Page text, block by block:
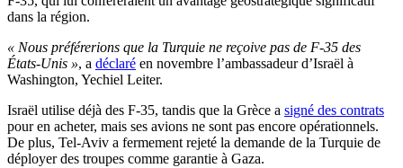
dans la région.
« Nous préférerions que la Turquie ne reçoive pas de F-35 des
États-Unis », a déclaré en novembre l’ambassadeur d’Israël à
Washington, Yechiel Leiter.
Israël utilise déjà des F-35, tandis que la Grèce a signé des contrats
pour en acheter, mais ses avions ne sont pas encore opérationnels.
De plus, Tel-Aviv a fermement rejeté la demande de la Turquie de
déployer des troupes comme garantie à Gaza.